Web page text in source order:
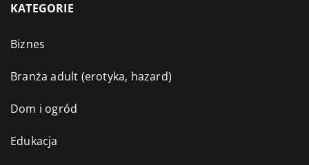
KATEGORIE
Biznes
Branża adult (erotyka, hazard)
Dom i ogród
Edukacja